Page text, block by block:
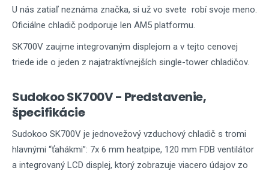
U nás zatiaľ neznáma značka, si už vo svete robí svoje meno.
Oficiálne chladič podporuje len AM5 platformu.
SK700V zaujme integrovaným displejom a v tejto cenovej
triede ide o jeden z najatraktívnejších single-tower chladičov.
Sudokoo SK700V - Predstavenie,
špecifikácie
Sudokoo SK700V je jednovežový vzduchový chladič s tromi
hlavnými “ťahákmi”: 7x 6 mm heatpipe, 120 mm FDB ventilátor
a integrovaný LCD displej, ktorý zobrazuje viacero údajov zo